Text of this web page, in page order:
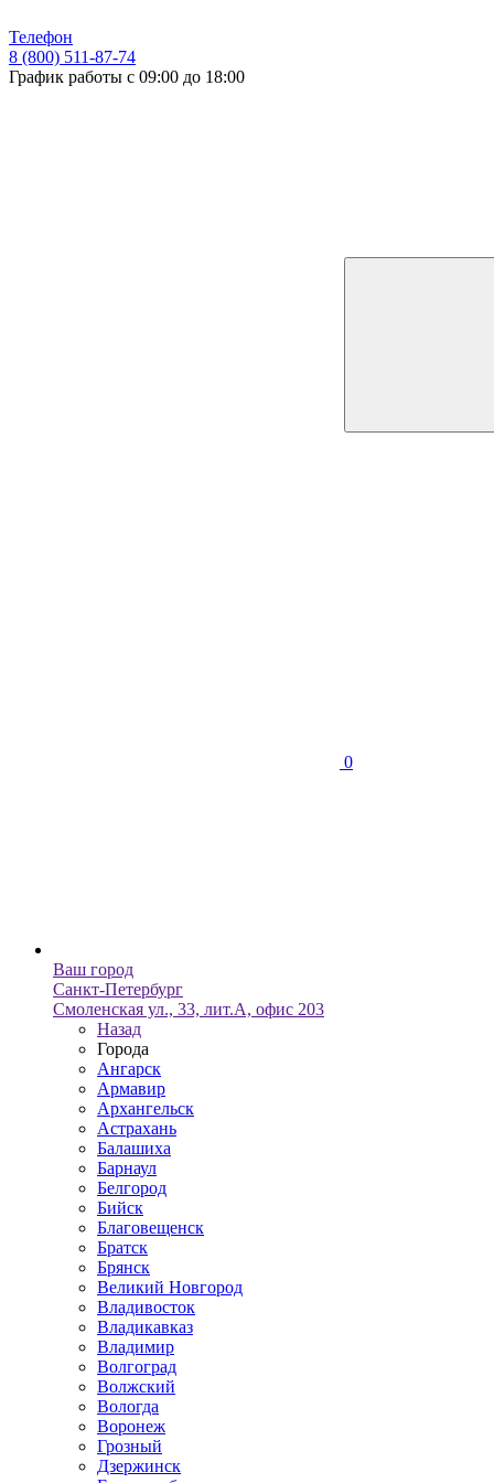
Телефон
8 (800) 511-87-74
График работы с 09:00 до 18:00
0
Ваш город
Санкт-Петербург
Смоленская ул., 33, лит.А, офис 203
Назад
Города
Ангарск
Армавир
Архангельск
Астрахань
Балашиха
Барнаул
Белгород
Бийск
Благовещенск
Братск
Брянск
Великий Новгород
Владивосток
Владикавказ
Владимир
Волгоград
Волжский
Вологда
Воронеж
Грозный
Дзержинск